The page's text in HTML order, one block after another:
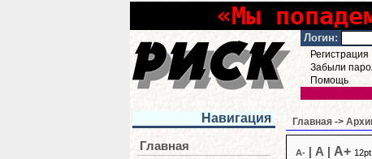
«Мы
Логин:
Регистрация
Забыли
Помощь
Навигация
Главная
Главная ->
A- A A+ 12pt